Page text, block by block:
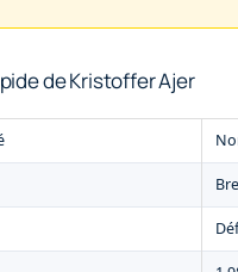
de Kristoffer Ajer